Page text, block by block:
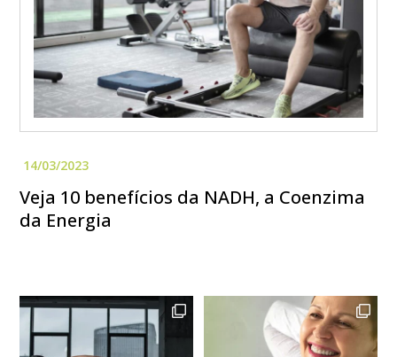
Veja 10 benefícios da NADH, a Coenzima
da Energia